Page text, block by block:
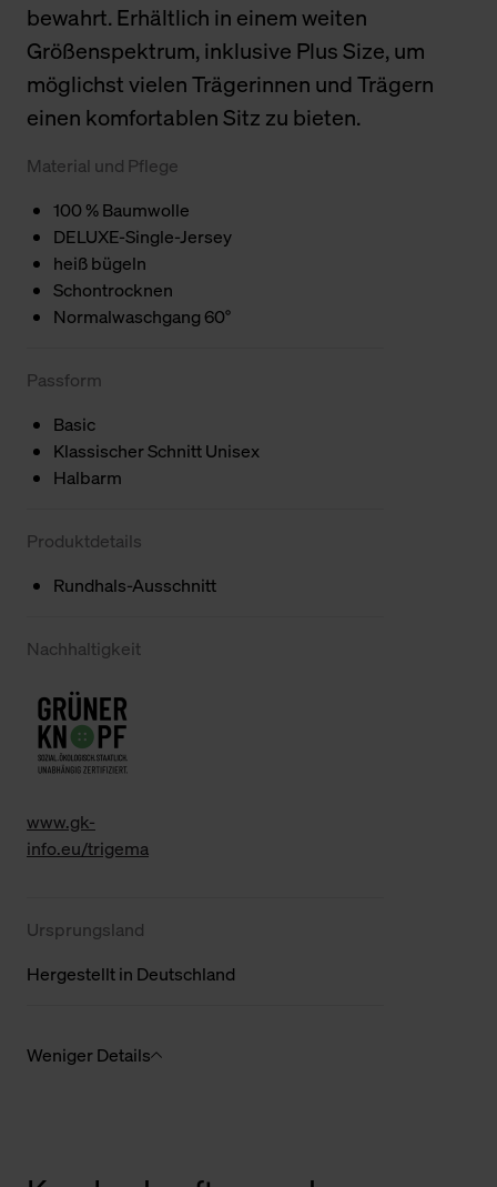
bewahrt. Erhältlich in einem weiten
Größenspektrum, inklusive Plus Size, um
möglichst vielen Trägerinnen und Trägern
einen komfortablen Sitz zu bieten.
Material und Pflege
100 % Baumwolle
DELUXE-Single-Jersey
heiß bügeln
Schontrocknen
Normalwaschgang 60°
Passform
Basic
Klassischer Schnitt Unisex
Halbarm
Produktdetails
Rundhals-Ausschnitt
Nachhaltigkeit
www.gk-
info.eu/trigema
Ursprungsland
Hergestellt in Deutschland
Weniger Details